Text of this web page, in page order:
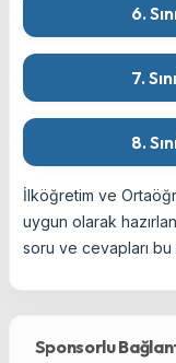
6.
7.
8.
İlköğretim ve
uygun olarak
soru ve cevapları bu
Sponsorlu